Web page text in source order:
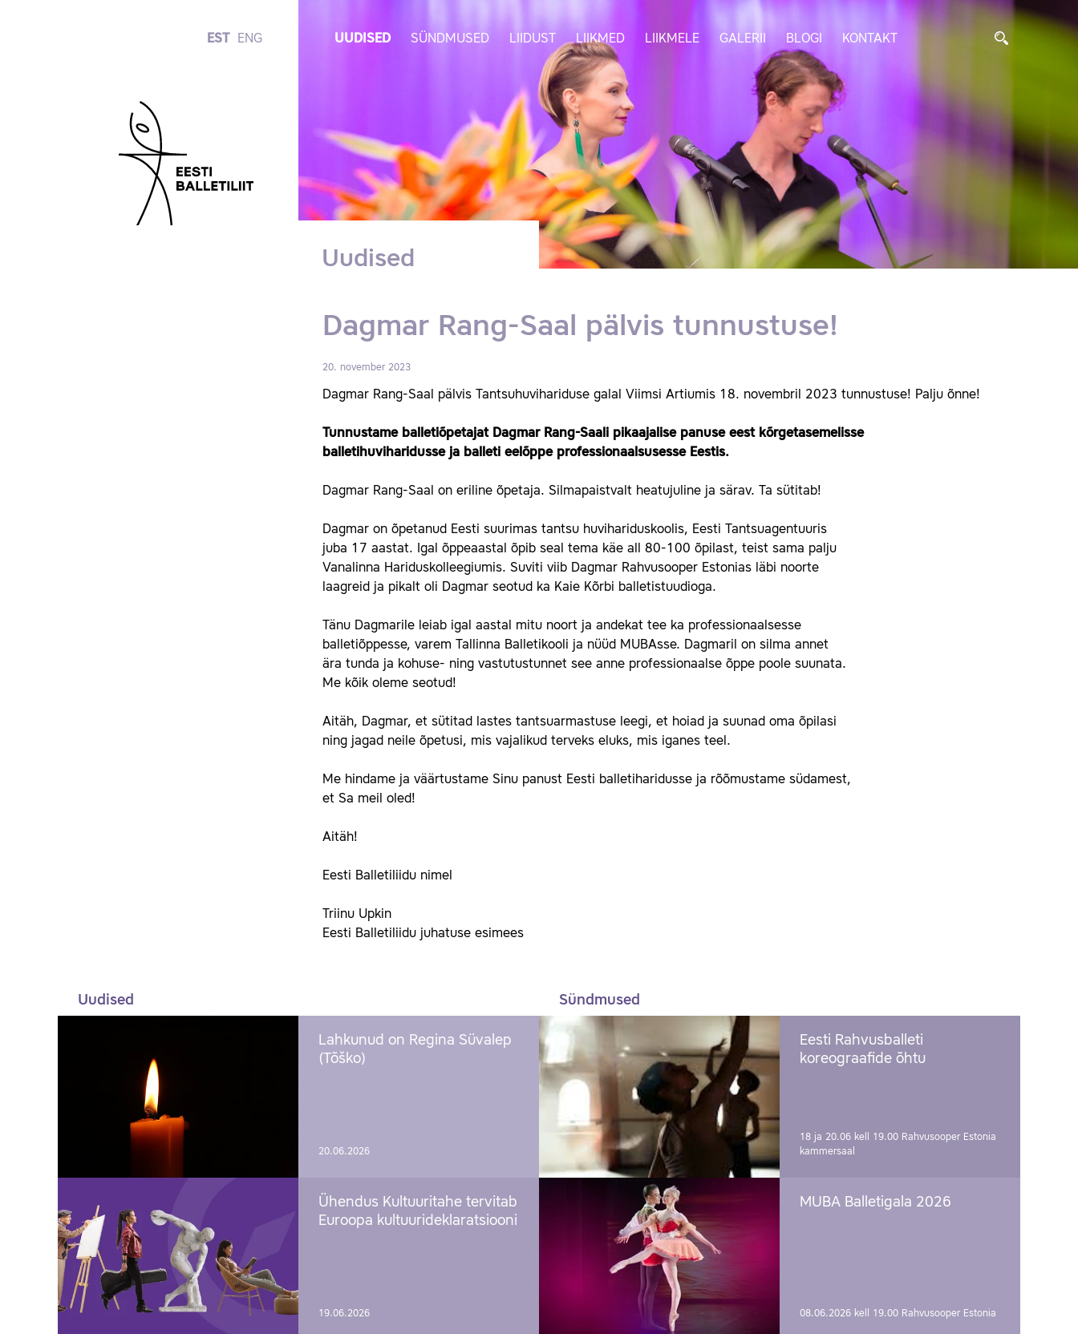
EST ENG UUDISED SÜNDMUSED LIIDUST LIIKMED LIIKMELE GALERII BLOGI KONTAKT
Uudised
Dagmar Rang-Saal pälvis tunnustuse!
20. november 2023
Dagmar Rang-Saal pälvis Tantsuhuvihariduse galal Viimsi Artiumis 18. novembril 2023 tunnustuse! Palju õnne!
Tunnustame balletiõpetajat Dagmar Rang-Saali pikaajalise panuse eest kõrgetasemelisse
balletihuviharidusse ja balleti eelõppe professionaalsusesse Eestis.
Dagmar Rang-Saal on eriline õpetaja. Silmapaistvalt heatujuline ja särav. Ta sütitab!
Dagmar on õpetanud Eesti suurimas tantsu huvihariduskoolis, Eesti Tantsuagentuuris
juba 17 aastat. Igal õppeaastal õpib seal tema käe all 80-100 õpilast, teist sama palju
Vanalinna Hariduskolleegiumis. Suviti viib Dagmar Rahvusooper Estonias läbi noorte
laagreid ja pikalt oli Dagmar seotud ka Kaie Kõrbi balletistuudioga.
Tänu Dagmarile leiab igal aastal mitu noort ja andekat tee ka professionaalsesse
balletiõppesse, varem Tallinna Balletikooli ja nüüd MUBAsse. Dagmaril on silma annet
ära tunda ja kohuse- ning vastutustunnet see anne professionaalse õppe poole suunata.
Me kõik oleme seotud!
Aitäh, Dagmar, et sütitad lastes tantsuarmastuse leegi, et hoiad ja suunad oma õpilasi
ning jagad neile õpetusi, mis vajalikud terveks eluks, mis iganes teel.
Me hindame ja väärtustame Sinu panust Eesti balletiharidusse ja rõõmustame südamest,
et Sa meil oled!
Aitäh!
Eesti Balletiliidu nimel
Triinu Upkin
Eesti Balletiliidu juhatuse esimees
Uudised
Lahkunud on Regina Süvalep
(Tõško)
20.06.2026
Ühendus Kultuuritahe tervitab
Euroopa kultuurideklaratsiooni
19.06.2026
Sündmused
Eesti Rahvusballeti
koreograafide õhtu
18 ja 20.06 kell 19.00 Rahvusooper Estonia
kammersaal
MUBA Balletigala 2026
08.06.2026 kell 19.00 Rahvusooper Estonia